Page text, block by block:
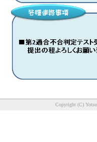
Copyright (C)